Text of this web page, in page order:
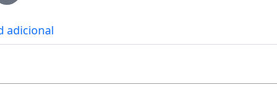
adicional